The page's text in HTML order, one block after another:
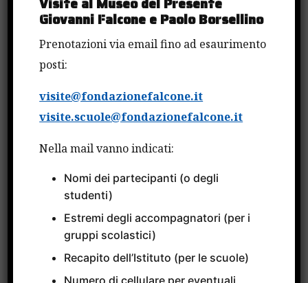
Il progetto Fulbright nasce da un accordo
Fondazione Falcone, la Commissione per gli
Scambi culturali tra Italia e Stati Uniti
Fulbright e la National Italian American
Foundation (NIAF)e prevede il finanziamento
Giovanni Falcone e Paolo Borsellino
Prenotazioni via email fino ad esaurimento
posti:
visite@fondazionefalcone.it
visite.scuole@fondazionefalcone.it
Nella mail vanno indicati:
Nomi dei partecipanti (o degli
studenti)
Estremi degli accompagnatori (per i
gruppi scolastici)
Recapito dell’Istituto (per le scuole)